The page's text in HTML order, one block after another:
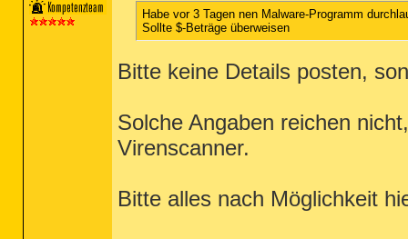
Habe vor 3 Tagen nen Malware-Programm
Sollte $-Beträge überweisen
Bitte keine Details posten,
Solche Angaben reichen
Virenscanner.
Bitte alles nach Möglichkeit